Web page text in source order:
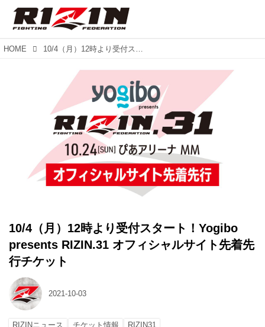
HOME 10/4（月）12時より受付スタート！Yogibo presents RIZIN.31 オフィシャルサイト先着先行チケット
10/4（月）12時より受付スタート！Yogibo
presents RIZIN.31 オフィシャルサイト先着先
行チケット
2021-10-03
RIZINニュース チケット情報
RIZIN31